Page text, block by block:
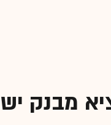
מבנק